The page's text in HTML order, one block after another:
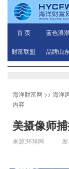
首 页 蓝色浪潮
财富联盟 品牌山
海洋财富网 >> 海洋
内容
美摄像师
来源:环球网 发布